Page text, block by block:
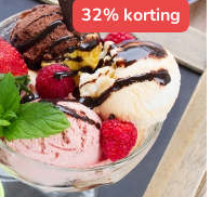
32% korting